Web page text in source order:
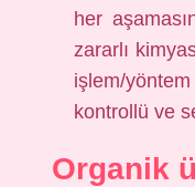
her
zararlı
işlem/
kontrollü ve
Organik